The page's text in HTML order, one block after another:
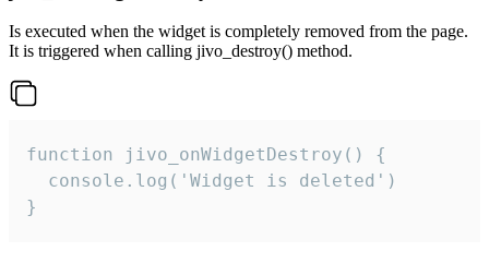
Is executed when the widget is completely removed from the page.
It is triggered when calling jivo_destroy() method.
function jivo_onWidgetDestroy() {
  console.log('Widget is deleted')
}